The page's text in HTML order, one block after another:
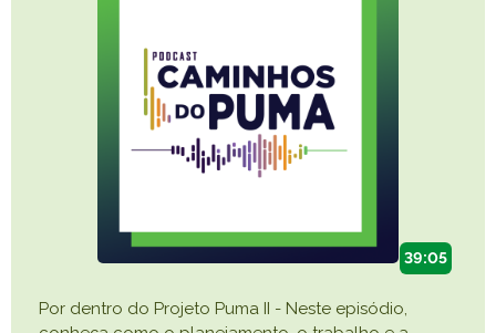
39:05
Por dentro do Projeto Puma II - Neste episódio,